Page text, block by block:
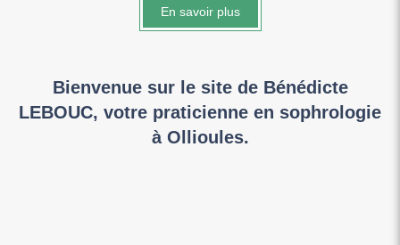
En savoir plus
Bienvenue sur le site de Bénédicte
LEBOUC, votre praticienne en sophrologie
à Ollioules.